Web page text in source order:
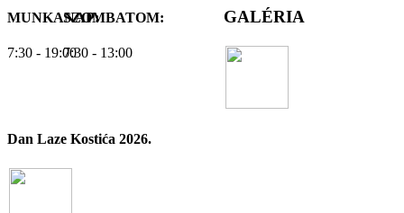
MUNKANAP:
7:30 - 19:00
SZOMBATOM:
7:30 - 13:00
GALÉRIA
Dan Laze Kostića 2026.